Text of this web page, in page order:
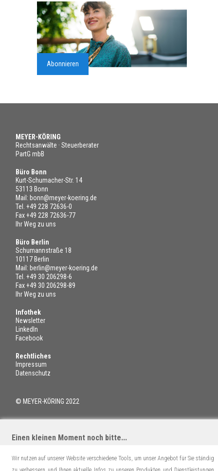
Abonnieren
MEYER-KÖRING
Rechtsanwälte · Steuerberater
PartG mbB
Büro Bonn
Kurt-Schumacher-Str. 14
53113 Bonn
Mail: bonn@meyer-koering.de
Tel. +49 228 72636-0
Fax +49 228 72636-77
Ihr Weg zu uns
Büro Berlin
Schumannstraße 18
10117 Berlin
Mail: berlin@meyer-koering.de
Tel. +49 30 206298-6
Fax +49 30 206298-89
Ihr Weg zu uns
Infothek
Newsletter
LinkedIn
Facebook
Rechtliches
Impressum
Datenschutz
© MEYER-KÖRING 2022
Einen kleinen Moment noch bitte...
Wir nutzen auf unserer Website verschiedene Tools, um unser Angebot für Sie ständig